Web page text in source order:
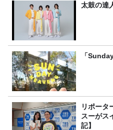
太鼓の達
「
リポータ
スーがス
記】